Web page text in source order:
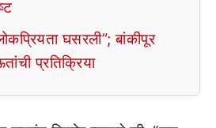
घसरली”; बांकीपूर
प्रतिक्रिया